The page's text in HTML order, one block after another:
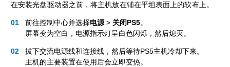
在安装光盘驱动器之前，将主机放在铺在平坦表面上的软布上。
前往控制中心并选择电源 > 关闭PS5。
屏幕变为空白，电源指示灯呈白色闪烁，然后熄灭。
拔下交流电源线和连接线，然后等待PS5主机冷却下来。
主机的主要装置在使用后会立即变热。